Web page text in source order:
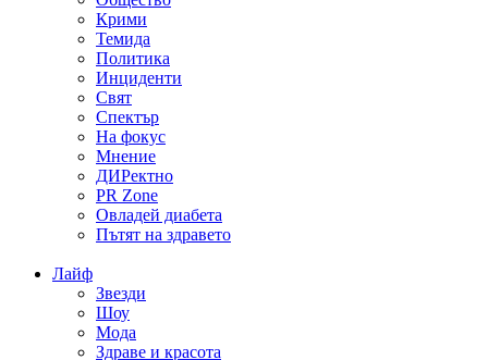
Крими
Темида
Политика
Инциденти
Свят
Спектър
На фокус
Мнение
ДИРектно
PR Zone
Овладей диабета
Пътят на здравето
Лайф
Звезди
Шоу
Мода
Здраве и красота